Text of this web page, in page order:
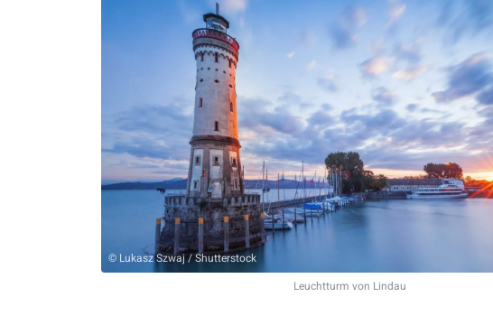
© Lukasz Szwaj / Shutterstock
Leuchtturm von Lindau